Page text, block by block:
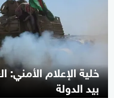
خلية الإعلام
بيد الدولة